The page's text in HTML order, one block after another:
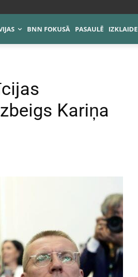
BNN FOKUSĀ PASAULĒ IZKLAIDE
Kariņa